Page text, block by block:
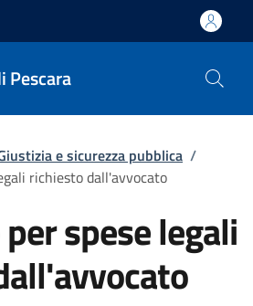
Pescara
e sicurezza pubblica /
richiesto dall'avvocato
spese legali